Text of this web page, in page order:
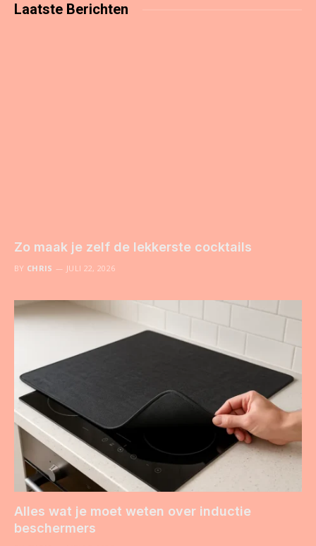
Laatste Berichten
Zo maak je zelf de lekkerste cocktails
BY CHRIS JULI 22, 2026
Alles wat je moet weten over inductie
beschermers